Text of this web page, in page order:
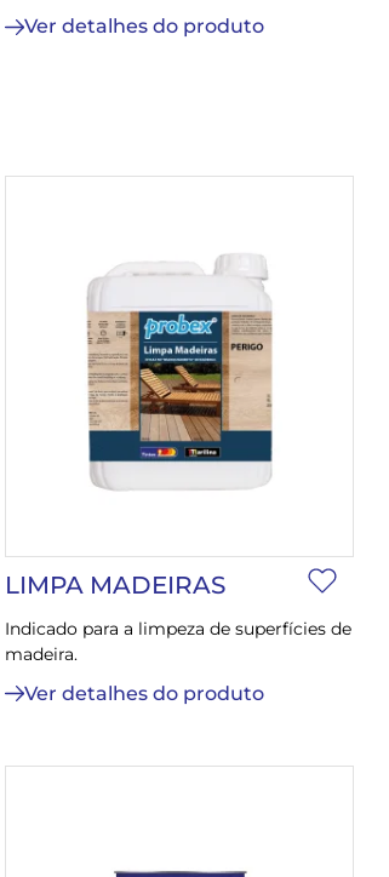
Ver detalhes do produto
LIMPA MADEIRAS
Indicado para a limpeza de superfícies de
madeira.
Ver detalhes do produto